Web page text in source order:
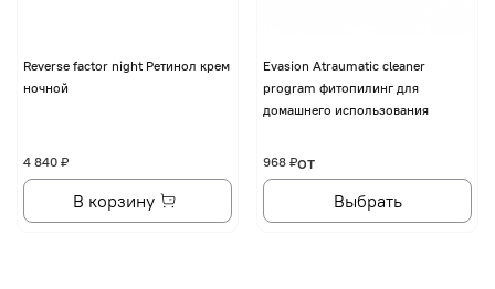
Reverse factor night Ретинол крем
ночной
4 840 ₽
В корзину
Evasion Atraumatic cleaner
program фитопилинг для
домашнего использования
от
968 ₽
Выбрать